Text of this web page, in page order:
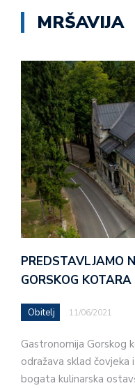
MRŠAVIJA
PREDSTAVLJAMO
GORSKOG
Obitelj 11/06/2021
Gastronomija Gorskog
odražava sklad čovjeka
bogata kulinarska